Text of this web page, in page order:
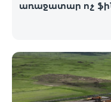
առաջատար ոչ